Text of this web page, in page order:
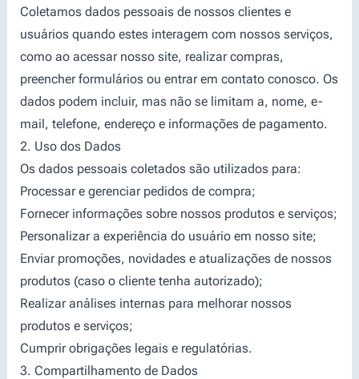
Coletamos dados pessoais de nossos clientes e
usuários quando estes interagem com nossos serviços,
como ao acessar nosso site, realizar compras,
preencher formulários ou entrar em contato conosco. Os
dados podem incluir, mas não se limitam a, nome, e-
mail, telefone, endereço e informações de pagamento.
2. Uso dos Dados
Os dados pessoais coletados são utilizados para:
Processar e gerenciar pedidos de compra;
Fornecer informações sobre nossos produtos e serviços;
Personalizar a experiência do usuário em nosso site;
Enviar promoções, novidades e atualizações de nossos
produtos (caso o cliente tenha autorizado);
Realizar análises internas para melhorar nossos
produtos e serviços;
Cumprir obrigações legais e regulatórias.
3. Compartilhamento de Dados